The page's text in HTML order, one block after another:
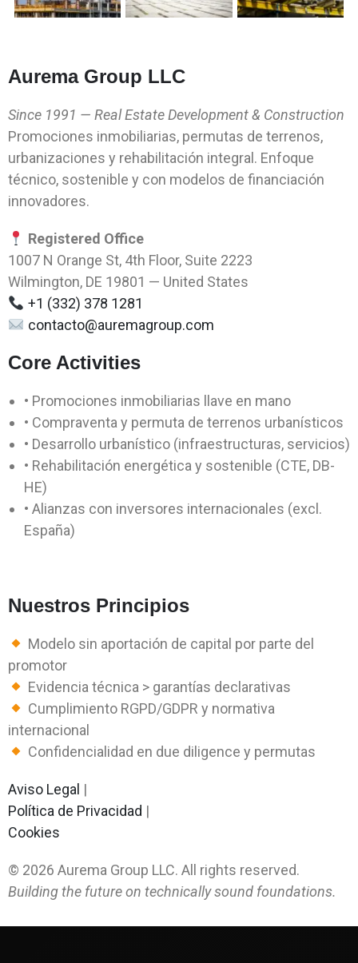
Aurema Group LLC
Since 1991 — Real Estate Development & Construction
Promociones inmobiliarias, permutas de terrenos,
urbanizaciones y rehabilitación integral. Enfoque
técnico, sostenible y con modelos de financiación
innovadores.
Registered Office
1007 N Orange St, 4th Floor, Suite 2223
Wilmington, DE 19801 — United States
+1 (332) 378 1281
contacto@auremagroup.com
Core Activities
• Promociones inmobiliarias llave en mano
• Compraventa y permuta de terrenos urbanísticos
• Desarrollo urbanístico (infraestructuras, servicios)
• Rehabilitación energética y sostenible (CTE, DB-
HE)
• Alianzas con inversores internacionales (excl.
España)
Nuestros Principios
Modelo sin aportación de capital por parte del
promotor
Evidencia técnica > garantías declarativas
Cumplimiento RGPD/GDPR y normativa
internacional
Confidencialidad en due diligence y permutas
Aviso Legal |
Política de Privacidad |
Cookies
© 2026 Aurema Group LLC. All rights reserved.
Building the future on technically sound foundations.